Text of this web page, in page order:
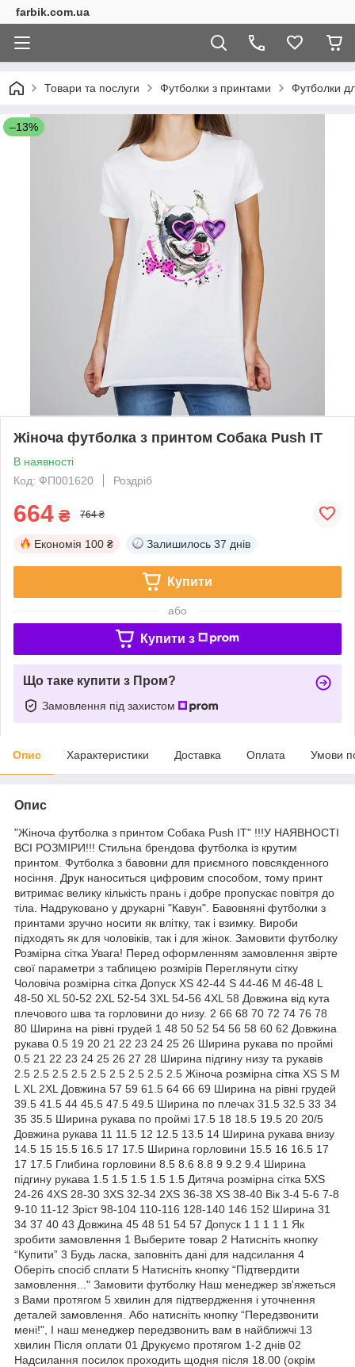
farbik.com.ua
Товари та послуги Футболки з принтами Футболки
–13%
Жіноча футболка з принтом Собака Push IT
В наявності
Код: ФП001620
Роздріб
664 ₴ 764 ₴
Економія 100 ₴ Залишилось 37 днів
Купити
або
Купити з
Що таке купити з Пром?
Замовлення під захистом
Опис Характеристики Доставка Оплата Умови
Опис
"Жіноча футболка з принтом Собака Push IT" !!!У НАЯВНОСТІ
ВСІ РОЗМІРИ!!! Стильна брендова футболка із крутим
принтом. Футболка з бавовни для приємного повсякденного
носіння. Друк наноситься цифровим способом, тому принт
витримає велику кількість прань і добре пропускає повітря до
тіла. Надруковано у друкарні "Кавун". Бавовняні футболки з
принтами зручно носити як влітку, так і взимку. Вироби
підходять як для чоловіків, так і для жінок. Замовити футболку
Розмірна сітка Увага! Перед оформленням замовлення звірте
свої параметри з таблицею розмірів Переглянути сітку
Чоловіча розмірна сітка Допуск XS 42-44 S 44-46 M 46-48 L
48-50 XL 50-52 2XL 52-54 3XL 54-56 4XL 58 Довжина від кута
плечового шва та горловини до низу. 2 66 68 70 72 74 76 78
80 Ширина на рівні грудей 1 48 50 52 54 56 58 60 62 Довжина
рукава 0.5 19 20 21 22 23 24 25 26 Ширина рукава по проймі
0.5 21 22 23 24 25 26 27 28 Ширина підгину низу та рукавів
2.5 2.5 2.5 2.5 2.5 2.5 2.5 2.5 2.5 Жіноча розмірна сітка XS S M
L XL 2XL Довжина 57 59 61.5 64 66 69 Ширина на рівні грудей
39.5 41.5 44 45.5 47.5 49.5 Ширина по плечах 31.5 32.5 33 34
35 35.5 Ширина рукава по проймі 17.5 18 18.5 19.5 20 20/5
Довжина рукава 11 11.5 12 12.5 13.5 14 Ширина рукава внизу
14.5 15 15.5 16.5 17 17.5 Ширина горловини 15.5 16 16.5 17
17 17.5 Глибина горловини 8.5 8.6 8.8 9 9.2 9.4 Ширина
підгину рукава 1.5 1.5 1.5 1.5 1.5 Дитяча розмірна сітка 5XS
24-26 4XS 28-30 3XS 32-34 2XS 36-38 XS 38-40 Вік 3-4 5-6 7-8
9-10 11-12 Зріст 98-104 110-116 128-140 146 152 Ширина 31
34 37 40 43 Довжина 45 48 51 54 57 Допуск 1 1 1 1 1 Як
зробити замовлення 1 Выберите товар 2 Натисніть кнопку
“Купити” 3 Будь ласка, заповніть дані для надсилання 4
Оберіть спосіб сплати 5 Натисніть кнопку “Підтвердити
замовлення..." Замовити футболку Наш менеджер зв'яжеться
з Вами протягом 5 хвилин для підтвердження і уточнення
деталей замовлення. Або натисніть кнопку “Передзвонити
мені!", І наш менеджер передзвонить вам в найближчі 13
хвилин Після оплати 01 Друкуємо протягом 1-2 днів 02
Надсилання посилок проходить щодня після 18.00 (окрім